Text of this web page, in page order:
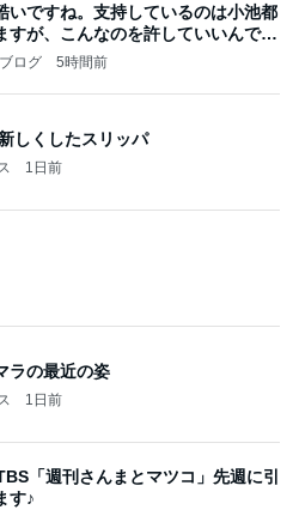
いですね。支持しているのは小池都
すが、こんなのを許していいんです
ログ 5時間前
しくしたスリッパ
1日前
ラの最近の姿
1日前
「週刊さんまとマツコ」先週に引
す♪